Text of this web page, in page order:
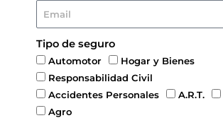
Tipo de seguro
Automotor
Hogar y Bienes
Responsabilidad Civil
Accidentes Personales
A.R.T.
Agro